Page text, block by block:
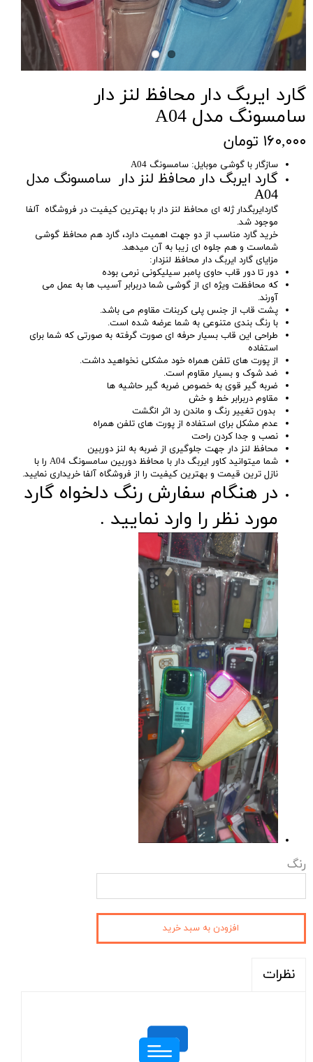
گارد ایربگ دار محافظ لنز دار
سامسونگ مدل A04
۱۶۰,۰۰۰ تومان
سازگار با گوشی موبایل: سامسونگ A04
گارد ایربگ دار محافظ لنز دار سامسونگ مدل
A04
گاردایربگدار ژله ای محافظ لنز دار با بهترین کیفیت در فروشگاه آلفا
موجود شد.
خرید گارد مناسب از دو جهت اهمیت دارد، گارد هم محافظ گوشی
شماست و هم جلوه ای زیبا به آن میدهد.
مزایای گارد ایربگ دار محافظ لنزدار:
دور تا دور قاب حاوی پامبر سیلیکونی نرمی بوده
که محافظت ویژه ای از گوشی شما دربرابر آسیب ها به عمل می
آورند.
پشت قاب از جنس پلی کربنات مقاوم می باشد.
با رنگ بندی متنوعی به شما عرضه شده است.
طراحی این قاب بسیار حرفه ای صورت گرفته به صورتی که شما برای
استفاده
از پورت های تلفن همراه خود مشکلی نخواهید داشت.
ضد شوک و بسیار مقاوم است.
ضربه گیر قوی به خصوص ضربه گیر حاشیه ها
مقاوم دربرابر خط و خش
بدون تغییر رنگ و ماندن رد اثر انگشت
عدم مشکل برای استفاده از پورت های تلفن همراه
نصب و جدا کردن راحت
محافظ لنز دار جهت جلوگیری از ضربه به لنز دوربین
شما میتوانید کاور ایربگ دار با محافظ دوربین سامسونگ A04 را با
نازل ترین قیمت و بهترین کیفیت را از فروشگاه آلفا خریداری نمایید.
در هنگام سفارش رنگ دلخواه گارد
مورد نظر را وارد نمایید .
رنگ
افزودن به سبد خرید
نظرات